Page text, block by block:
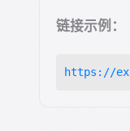
链接示例：
https://